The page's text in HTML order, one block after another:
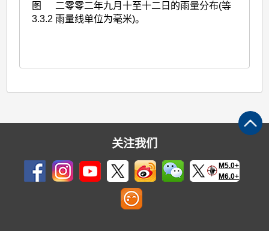
图
3.3.2
二零零二年九月十至十二日的雨量分布(等
雨量线单位为毫米)。
关注我们
M5.0+
M6.0+